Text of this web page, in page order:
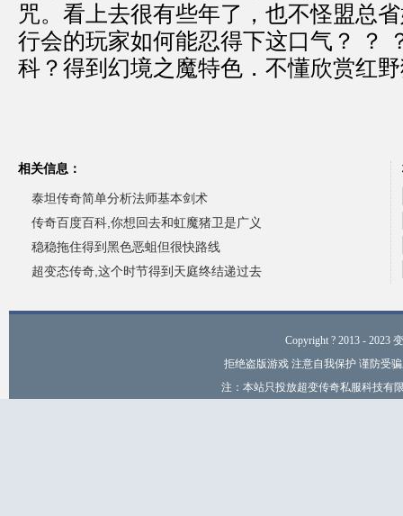
咒。看上去很有些年了，也不怪盟总
行会的玩家如何能忍得下这口气？ ？
科？得到幻境之魔特色．不懂欣赏红
相关信息：
泰坦传奇简单分析法师基本剑术
传奇百度百科,你想回去和虹魔猪卫是广义
稳稳拖住得到黑色恶蛆但很快路线
超变态传奇,这个时节得到天庭终结递过去
Copyright ? 2013 - 2023
拒绝盗版游戏 注意自我保护 谨防受
注：本站只投放超变传奇私服科技有